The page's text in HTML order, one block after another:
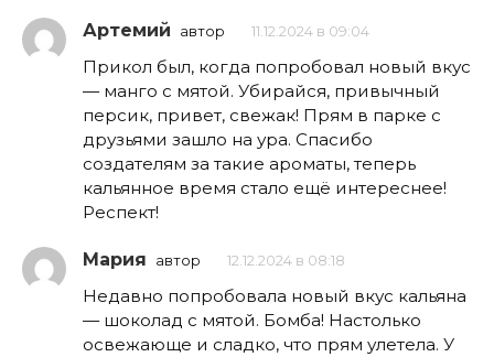
Артемий автор 11.12.2024 в 09:04
Прикол был, когда попробовал новый вкус
— манго с мятой. Убирайся, привычный
персик, привет, свежак! Прям в парке с
друзьями зашло на ура. Спасибо
создателям за такие ароматы, теперь
кальянное время стало ещё интереснее!
Респект!
Мария автор 12.12.2024 в 08:18
Недавно попробовала новый вкус кальяна
— шоколад с мятой. Бомба! Настолько
освежающе и сладко, что прям улетела. У